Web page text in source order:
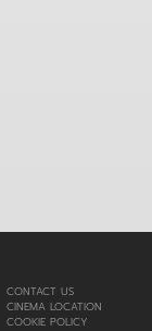
CONTACT US
CINEMA LOCATION
COOKIE POLICY